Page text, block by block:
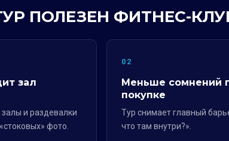
ПОЛЕЗЕН ФИТНЕС-
зал
и раздевалки
фото.
02
Меньше сомнений
покупке
Тур снимает главный
что там внутри?».